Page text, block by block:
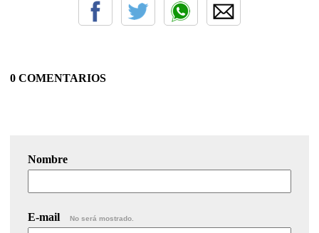
0 COMENTARIOS
Nombre
E-mail No será mostrado.